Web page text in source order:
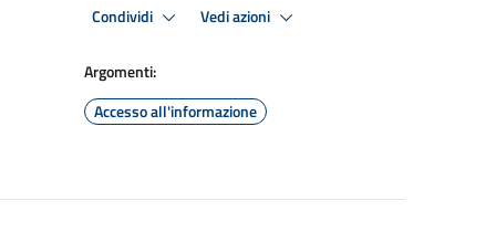
Condividi Vedi azioni
Argomenti:
Accesso all'informazione